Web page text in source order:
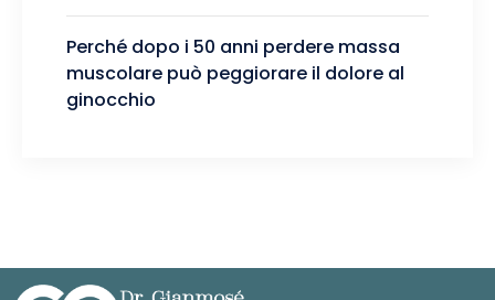
Perché dopo i 50 anni perdere massa
muscolare può peggiorare il dolore al
ginocchio